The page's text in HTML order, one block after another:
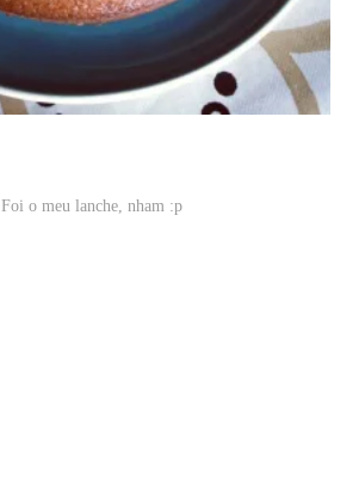
Foi o meu lanche, nham :p